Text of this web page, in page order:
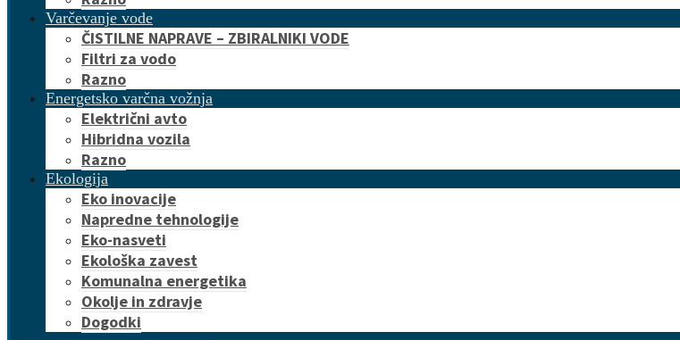
Varčevanje vode
ČISTILNE NAPRAVE – ZBIRALNIKI VODE
Filtri za vodo
Razno
Energetsko varčna vožnja
Električni avto
Hibridna vozila
Razno
Ekologija
Eko inovacije
Napredne tehnologije
Eko-nasveti
Ekološka zavest
Komunalna energetika
Okolje in zdravje
Dogodki